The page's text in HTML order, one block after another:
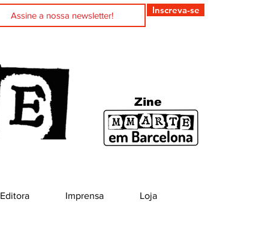
Inscreva-se
Zine
Editora Imprensa Loja